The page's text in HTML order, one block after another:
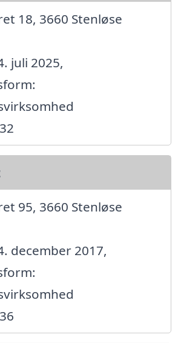
18, 3660 Stenløse
juli 2025,
95, 3660 Stenløse
december 2017,